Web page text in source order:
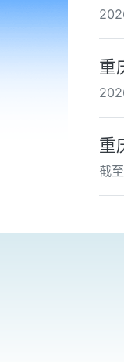
重
重
截